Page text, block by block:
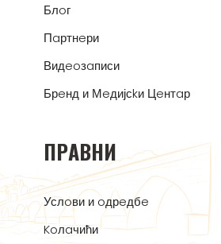
Блoг
Пaртнeри
Видeoзaписи
Брeнд и Мeдијсkи Цeнтaр
ПРAВНИ
Услoви и oдрeдбe
Koлaчићи